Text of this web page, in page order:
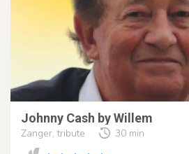
Johnny Cash by Willem
Zanger, tribute 30 min